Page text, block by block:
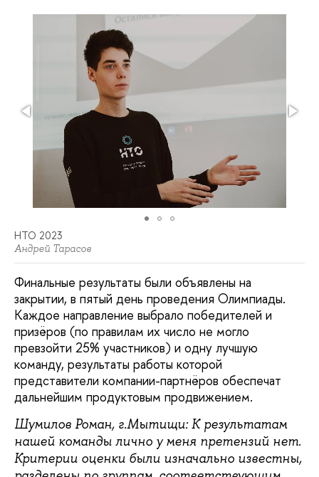
НТО 2023
Андрей Тарасов
Финальные результаты были объявлены на
закрытии, в пятый день проведения Олимпиады.
Каждое направление выбрало победителей и
призёров (по правилам их число не могло
превзойти 25% участников) и одну лучшую
команду, результаты работы которой
представители компании-партнёров обеспечат
дальнейшим продуктовым продвижением.
Шумилов Роман, г.Мытищи: К результатам
нашей команды лично у меня претензий нет.
Критерии оценки были изначально известны,